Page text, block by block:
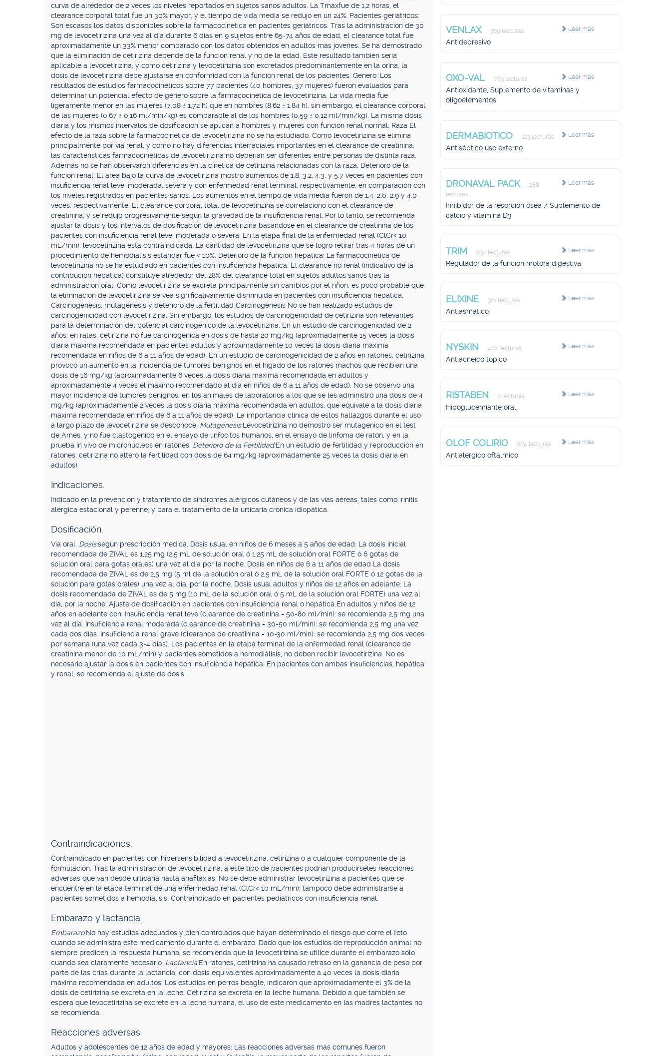
curva de alrededor de 2 veces los niveles reportados en sujetos sanos adultos. La Tmáxfue de 1,2 horas, el
clearance corporal total fue un 30% mayor, y el tiempo de vida media se redujo en un 24%. Pacientes geriátricos:
Son escasos los datos disponibles sobre la farmacocinética en pacientes geriátricos. Tras la administración de 30
mg de levocetirizina una vez al día durante 6 días en 9 sujetos entre 65-74 años de edad, el clearance total fue
aproximadamente un 33% menor comparado con los datos obtenidos en adultos más jóvenes. Se ha demostrado
que la eliminación de cetirizina depende de la función renal y no de la edad. Este resultado también sería
aplicable a levocetirizina, y como cetirizina y levocetirizina son excretados predominantemente en la orina, la
dosis de levocetirizina debe ajustarse en conformidad con la función renal de los pacientes. Género: Los
resultados de estudios farmacocinéticos sobre 77 pacientes (40 hombres, 37 mujeres) fueron evaluados para
determinar un potencial efecto de género sobre la farmacocinética de levocetirizina. La vida media fue
ligeramente menor en las mujeres (7,08 ± 1,72 h) que en hombres (8,62 ± 1,84 h), sin embargo, el clearance corporal
de las mujeres (0,67 ± 0,16 ml/min/kg) es comparable al de los hombres (0,59 ± 0,12 ml/min/kg). La misma dosis
diaria y los mismos intervalos de dosificación se aplican a hombres y mujeres con función renal normal. Raza El
efecto de la raza sobre la farmacocinética de levocetirizina no se ha estudiado. Como levocetirizina se elimina
principalmente por vía renal, y como no hay diferencias interraciales importantes en el clearance de creatinina,
las características farmacocinéticas de levocetirizina no deberían ser diferentes entre personas de distinta raza.
Además no se han observaron diferencias en la cinética de cetirizina relacionadas con la raza. Deterioro de la
función renal: El área bajo la curva de levocetirizina mostró aumentos de 1.8, 3.2, 4.3, y 5.7 veces en pacientes con
insuficiencia renal leve, moderada, severa y con enfermedad renal terminal, respectivamente, en comparación con
los niveles registrados en pacientes sanos. Los aumentos en el tiempo de vida media fueron de 1.4, 2.0, 2.9 y 4.0
veces, respectivamente. El clearance corporal total de levocetirizina se correlacionó con el clearance de
creatinina, y se redujo progresivamente según la gravedad de la insuficiencia renal. Por lo tanto, se recomienda
ajustar la dosis y los intervalos de dosificación de levocetirizina basándose en el clearance de creatinina de los
pacientes con insuficiencia renal leve, moderada o severa. En la etapa final de la enfermedad renal (ClCr< 10
mL/min), levocetirizina está contraindicada. La cantidad de levocetirizina que se logró retirar tras 4 horas de un
procedimiento de hemodiálisis estándar fue < 10%. Deterioro de la función hepática: La farmacocinética de
levocetirizina no se ha estudiado en pacientes con insuficiencia hepática. El clearance no renal (indicativo de la
contribución hepática) constituye alrededor del 28% del clearance total en sujetos adultos sanos tras la
administración oral. Como levocetirizina se excreta principalmente sin cambios por el riñón, es poco probable que
la eliminación de levocetirizina se vea significativamente disminuida en pacientes con insuficiencia hepática.
Carcinogénesis, mutagénesis y deterioro de la fertilidad Carcinogénesis No se han realizado estudios de
carcinogenicidad con levocetirizina. Sin embargo, los estudios de carcinogenicidad de cetirizina son relevantes
para la determinación del potencial carcinogénico de la levocetirizina. En un estudio de carcinogenicidad de 2
años, en ratas, cetirizina no fue carcinogénica en dosis de hasta 20 mg/kg (aproximadamente 15 veces la dosis
diaria máxima recomendada en pacientes adultos y aproximadamente 10 veces la dosis diaria máxima
recomendada en niños de 6 a 11 años de edad). En un estudio de carcinogenicidad de 2 años en ratones, cetirizina
provocó un aumento en la incidencia de tumores benignos en el hígado de los ratones machos que recibían una
dosis de 16 mg/kg (aproximadamente 6 veces la dosis diaria máxima recomendada en adultos y
aproximadamente 4 veces el máximo recomendado al día en niños de 6 a 11 años de edad). No se observó una
mayor incidencia de tumores benignos, en los animales de laboratorios a los que se les administró una dosis de 4
mg/kg (aproximadamente 2 veces la dosis diaria máxima recomendada en adultos, que equivale a la dosis diaria
máxima recomendada en niños de 6 a 11 años de edad). La importancia clínica de estos hallazgos durante el uso
a largo plazo de levocetirizina se desconoce. Mutagénesis:Levocetirizina no demostró ser mutagénico en el test
de Ames, y no fue clastogénico en el ensayo de linfocitos humanos, en el ensayo de linfoma de ratón, y en la
prueba in vivo de micronúcleos en ratones. Deterioro de la Fertilidad:En un estudio de fertilidad y reproducción en
ratones, cetirizina no alteró la fertilidad con dosis de 64 mg/kg (aproximadamente 25 veces la dosis diaria en
adultos).
Indicaciones.
Indicado en la prevención y tratamiento de síndromes alérgicos cutáneos y de las vías aéreas, tales como, rinitis
alérgica estacional y perenne; y para el tratamiento de la urticaria crónica idiopática.
Dosificación.
Vía oral. Dosis:según prescripción médica. Dosis usual en niños de 6 meses a 5 años de edad: La dosis inicial
recomendada de ZIVAL es 1,25 mg (2,5 mL de solución oral ó 1,25 mL de solución oral FORTE ó 6 gotas de
solución oral para gotas orales) una vez al día por la noche. Dosis en niños de 6 a 11 años de edad La dosis
recomendada de ZIVAL es de 2,5 mg (5 ml de la solución oral ó 2,5 mL de la solución oral FORTE ó 12 gotas de la
solución para gotas orales) una vez al día, por la noche. Dosis usual adultos y niños de 12 años en adelante: La
dosis recomendada de ZIVAL es de 5 mg (10 mL de la solución oral ó 5 mL de la solución oral FORTE) una vez al
día, por la noche. Ajuste de dosificación en pacientes con insuficiencia renal o hepática En adultos y niños de 12
años en adelante con: Insuficiencia renal leve (clearance de creatinina = 50-80 ml/min): se recomienda 2,5 mg una
vez al día. Insuficiencia renal moderada (clearance de creatinina = 30-50 ml/min): se recomienda 2,5 mg una vez
cada dos días. Insuficiencia renal grave (clearance de creatinina = 10-30 ml/min): se recomienda 2,5 mg dos veces
por semana (una vez cada 3-4 días). Los pacientes en la etapa terminal de la enfermedad renal (clearance de
creatinina menor de 10 mL/min) y pacientes sometidos a hemodiálisis, no deben recibir levocetirizina. No es
necesario ajustar la dosis en pacientes con insuficiencia hepática. En pacientes con ambas insuficiencias, hepática
y renal, se recomienda el ajuste de dosis.
Contraindicaciones.
Contraindicado en pacientes con hipersensibilidad a levocetirizina, cetirizina o a cualquier componente de la
formulación. Tras la administración de levocetirizina, a este tipo de pacientes podrían producírseles reacciones
adversas que van desde urticaria hasta anafilaxias. No se debe administrar levocetirizina a pacientes que se
encuentre en la etapa terminal de una enfermedad renal (ClCr< 10 mL/min); tampoco debe administrarse a
pacientes sometidos a hemodiálisis. Contraindicado en pacientes pediátricos con insuficiencia renal.
Embarazo y lactancia.
Embarazo:No hay estudios adecuados y bien controlados que hayan determinado el riesgo que corre el feto
cuando se administra este medicamento durante el embarazo. Dado que los estudios de reproducción animal no
siempre predicen la respuesta humana, se recomienda que la levocetirizina se utilice durante el embarazo sólo
cuando sea claramente necesario. Lactancia:En ratones, cetirizina ha causado retraso en la ganancia de peso por
parte de las crías durante la lactancia, con dosis equivalentes aproximadamente a 40 veces la dosis diaria
máxima recomendada en adultos. Los estudios en perros beagle, indicaron que aproximadamente el 3% de la
dosis de cetirizina se excreta en la leche. Cetirizina se excreta en la leche humana. Debido a que también se
espera que levocetirizina se excrete en la leche humana, el uso de este medicamento en las madres lactantes no
se recomienda.
Reacciones adversas.
Adultos y adolescentes de 12 años de edad y mayores: Las reacciones adversas más comunes fueron
Leer más
VENLAX 309 lecturas
Antidepresivo
Leer más
OXO-VAL 763 lecturas
Antioxidante, Suplemento de vitaminas y
oligoelementos
Leer más
DERMABIOTICO 123 lecturas
Antiséptico uso externo
Leer más
DRONAVAL PACK
288
lecturas
Inhibidor de la resorción ósea / Suplemento de
calcio y vitamina D3
Leer más
TRIM 937 lecturas
Regulador de la función motora digestiva
Leer más
ELIXINE 321 lecturas
Antiasmático
Leer más
NYSKIN 482 lecturas
Antiacneico tópico
Leer más
RISTABEN 2 lecturas
Hipoglucemiante oral
Leer más
OLOF COLIRIO 874 lecturas
Antialérgico oftálmico